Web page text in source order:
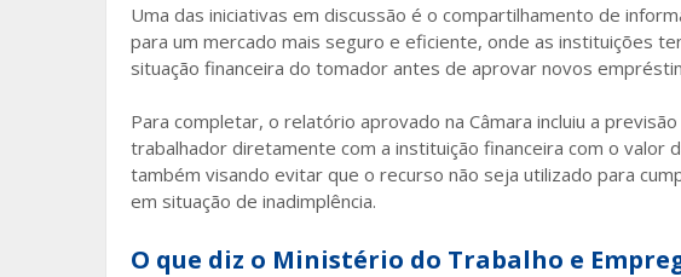
Uma das iniciativas em discussão é o compartilhamento de
para um mercado mais seguro e eficiente, onde as instituições
situação financeira do tomador antes de aprovar novos
Para completar, o relatório aprovado na Câmara incluiu a
trabalhador diretamente com a instituição financeira com o valor
também visando evitar que o recurso não seja utilizado para
em situação de inadimplência.
O que diz o Ministério do Trabalho e